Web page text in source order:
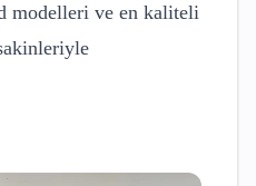
modelleri ve en kaliteli